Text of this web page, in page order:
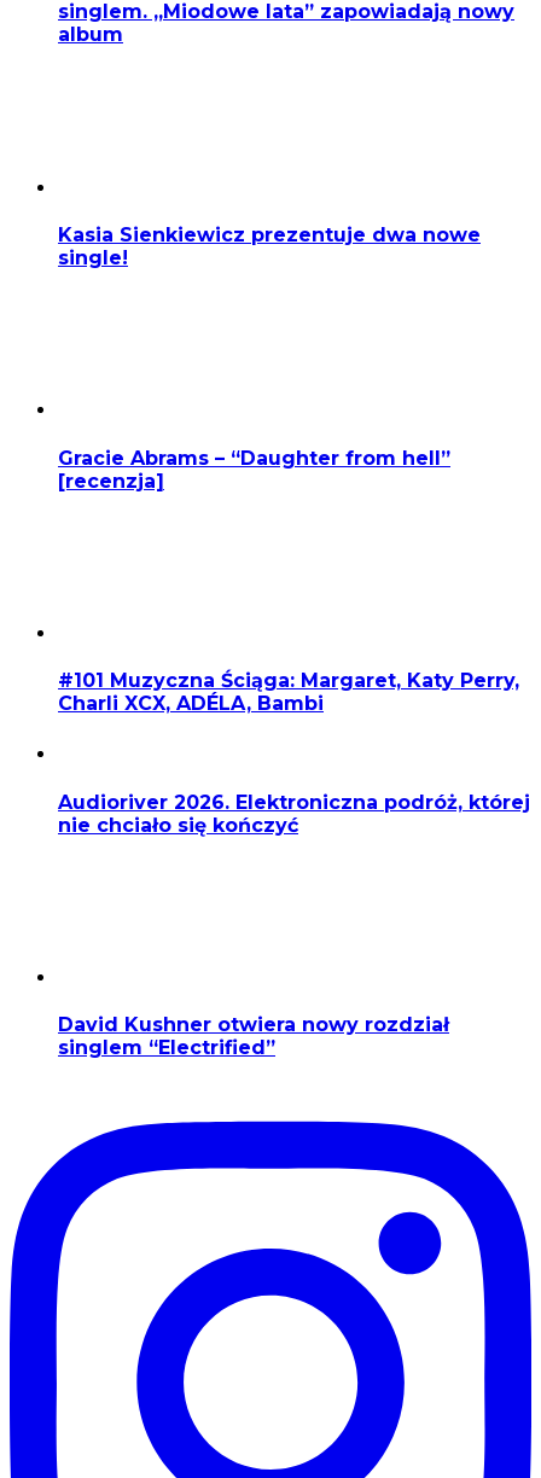
singlem. „Miodowe lata” zapowiadają nowy
album
Kasia Sienkiewicz prezentuje dwa nowe
single!
Gracie Abrams – “Daughter from hell”
[recenzja]
#101 Muzyczna Ściąga: Margaret, Katy Perry,
Charli XCX, ADÉLA, Bambi
Audioriver 2026. Elektroniczna podróż, której
nie chciało się kończyć
David Kushner otwiera nowy rozdział
singlem “Electrified”